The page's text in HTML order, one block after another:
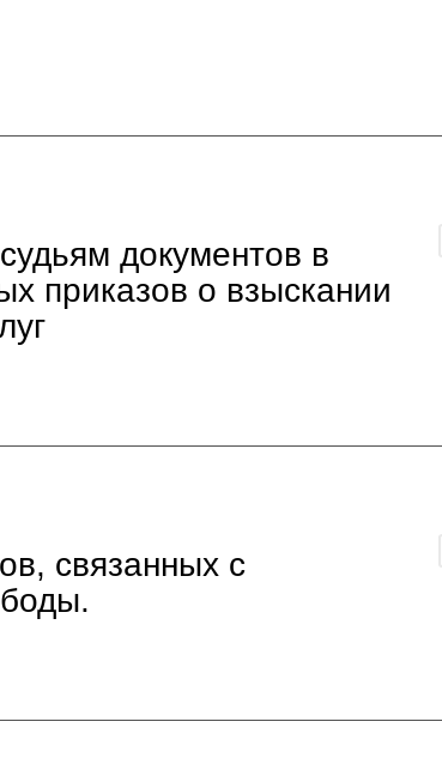
документов в
приказов о взыскании
связанных с